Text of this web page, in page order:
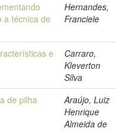
a técnica de
Hernandes,
Franciele
e
Carraro,
Kleverton
Silva
de pilha
Araújo, Luiz
Henrique
Almeida de